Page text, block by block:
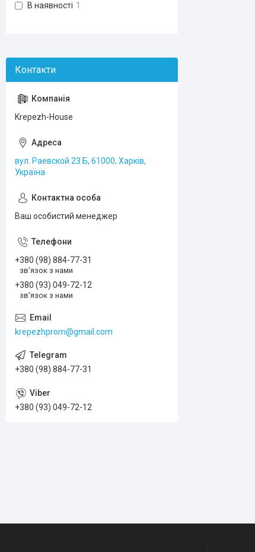
В наявності 1
Krepezh-House
вул. Раевской 23 Б, 61000, Харків,
Україна
Ваш особистий менеджер
+380 (98) 884-77-31
зв'язок з нами
+380 (93) 049-72-12
зв'язок з нами
krepezhprom@gmail.com
+380 (98) 884-77-31
+380 (93) 049-72-12